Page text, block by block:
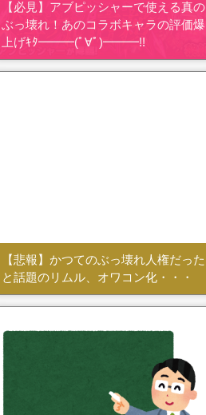
【必見】アブピッシャーで使える真の
ぶっ壊れ！あのコラボキャラの評価爆
上げｷﾀ━━━(ﾟ∀ﾟ)━━━!!
【悲報】かつてのぶっ壊れ人権だった
と話題のリムル、オワコン化・・・